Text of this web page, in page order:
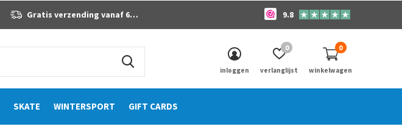
SKATE WINTERSPORT GIFT CARDS
inloggen verlanglijst
0
winkelwagen
0
Gratis verzending vanaf 60 euro 9.8